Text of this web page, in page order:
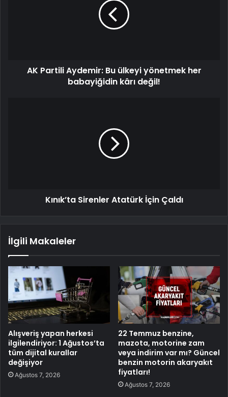
AK Partili Aydemir: Bu ülkeyi yönetmek her
babayiğidin kârı değil!
Kınık’ta Sirenler Atatürk İçin Çaldı
İlgili Makaleler
Alışveriş yapan herkesi
ilgilendiriyor: 1 Ağustos’ta
tüm dijital kurallar
değişiyor
Ağustos 7, 2026
22 Temmuz benzine,
mazota, motorine zam
veya indirim var mı? Güncel
benzin motorin akaryakıt
fiyatları!
Ağustos 7, 2026